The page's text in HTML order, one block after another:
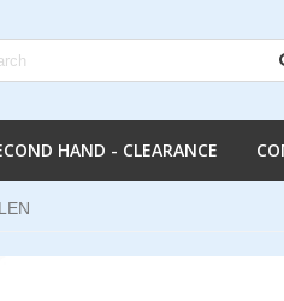
HAND - CLEARANCE